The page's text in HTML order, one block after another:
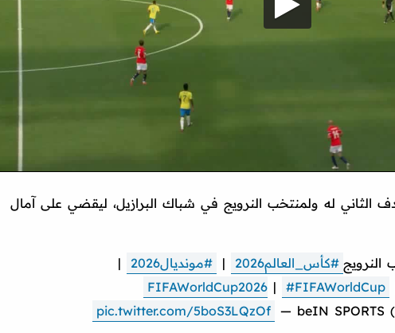
هالاند الهدف الثاني له ولمنتخب النرويج في شباك البرازيل، ليقضي على آمال
النرويج #كأس_العالم2026 | #مونديال2026
|
| #FIFAWorldCup
pic.twitter.com/5boS3LQzOf — beIN SPORTS